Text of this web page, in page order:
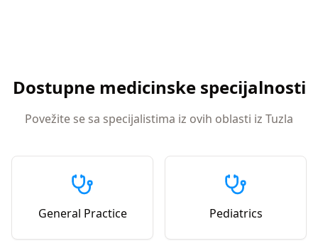
Dostupne medicinske specijalnosti
Povežite se sa specijalistima iz ovih oblasti iz Tuzla
General Practice Pediatrics